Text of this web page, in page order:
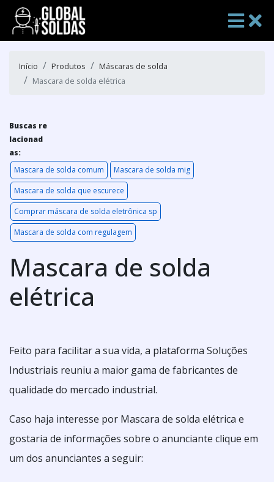
Início Produtos
Máscaras de solda
Mascara de solda elétrica
Buscas re
lacionad
as:
Mascara de solda comum
Mascara de solda mig
Mascara de solda que escurece
Comprar máscara de solda eletrônica sp
Mascara de solda com regulagem
Mascara de solda
elétrica
Feito para facilitar a sua vida, a plataforma Soluções
Industriais reuniu a maior gama de fabricantes de
qualidade do mercado industrial.
Caso haja interesse por Mascara de solda elétrica e
gostaria de informações sobre o anunciante clique em
um dos anunciantes a seguir: